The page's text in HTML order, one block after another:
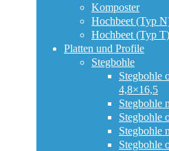
Komposter
Hochbeet (Typ
Hochbeet (Typ T)
Platten und Profile
Stegbohle
Stegbohle
4,8×16,5
Stegbohle
Stegbohle
Stegbohle
Stegbohle